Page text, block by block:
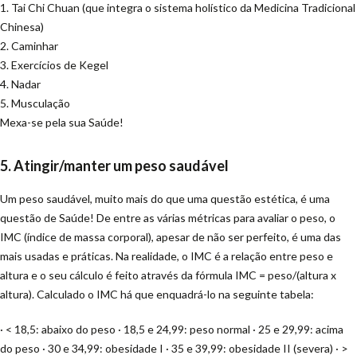
1. Tai Chi Chuan (que integra o sistema holístico da Medicina Tradicional
Chinesa)
2. Caminhar
3. Exercícios de Kegel
4. Nadar
5. Musculação
Mexa-se pela sua Saúde!
5. Atingir/manter um peso saudável
Um peso saudável, muito mais do que uma questão estética, é uma
questão de Saúde! De entre as várias métricas para avaliar o peso, o
IMC (índice de massa corporal), apesar de não ser perfeito, é uma das
mais usadas e práticas. Na realidade, o IMC é a relação entre peso e
altura e o seu cálculo é feito através da fórmula IMC = peso/(altura x
altura). Calculado o IMC há que enquadrá-lo na seguinte tabela:
· < 18,5: abaixo do peso · 18,5 e 24,99: peso normal · 25 e 29,99: acima
do peso · 30 e 34,99: obesidade I · 35 e 39,99: obesidade II (severa) · >